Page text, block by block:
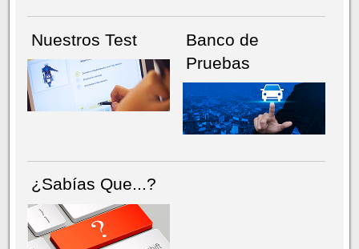
Nuestros Test
Banco de
Pruebas
¿Sabías Que...?